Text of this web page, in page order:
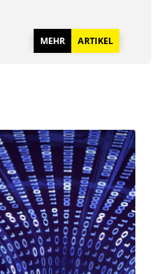
MEHR ARTIKEL